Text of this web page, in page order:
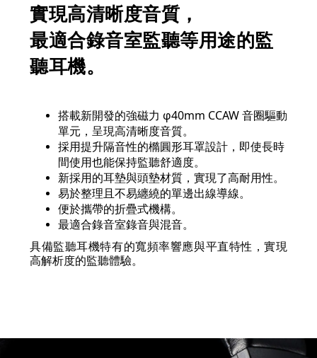
實現高清晰度音質，
最適合錄音室監聽等用途的監
聽耳機。
搭載新開發的強磁力 φ40mm CCAW 音圈驅動
單元，呈現高清晰度音質。
採用提升隔音性的橢圓形耳罩設計，即使長時
間使用也能保持監聽舒適度。
新採用的耳墊與頭墊材質，實現了高耐用性。
易於整理且不易纏繞的單邊出線導線。
便於攜帶的折疊式機構。
最適合錄音室錄音與混音。
具備監聽耳機特有的寬頻率響應與平直特性，實現
高解析度的監聽體驗。